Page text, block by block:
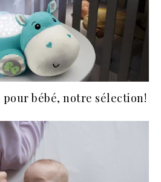
bébé, notre sélection!